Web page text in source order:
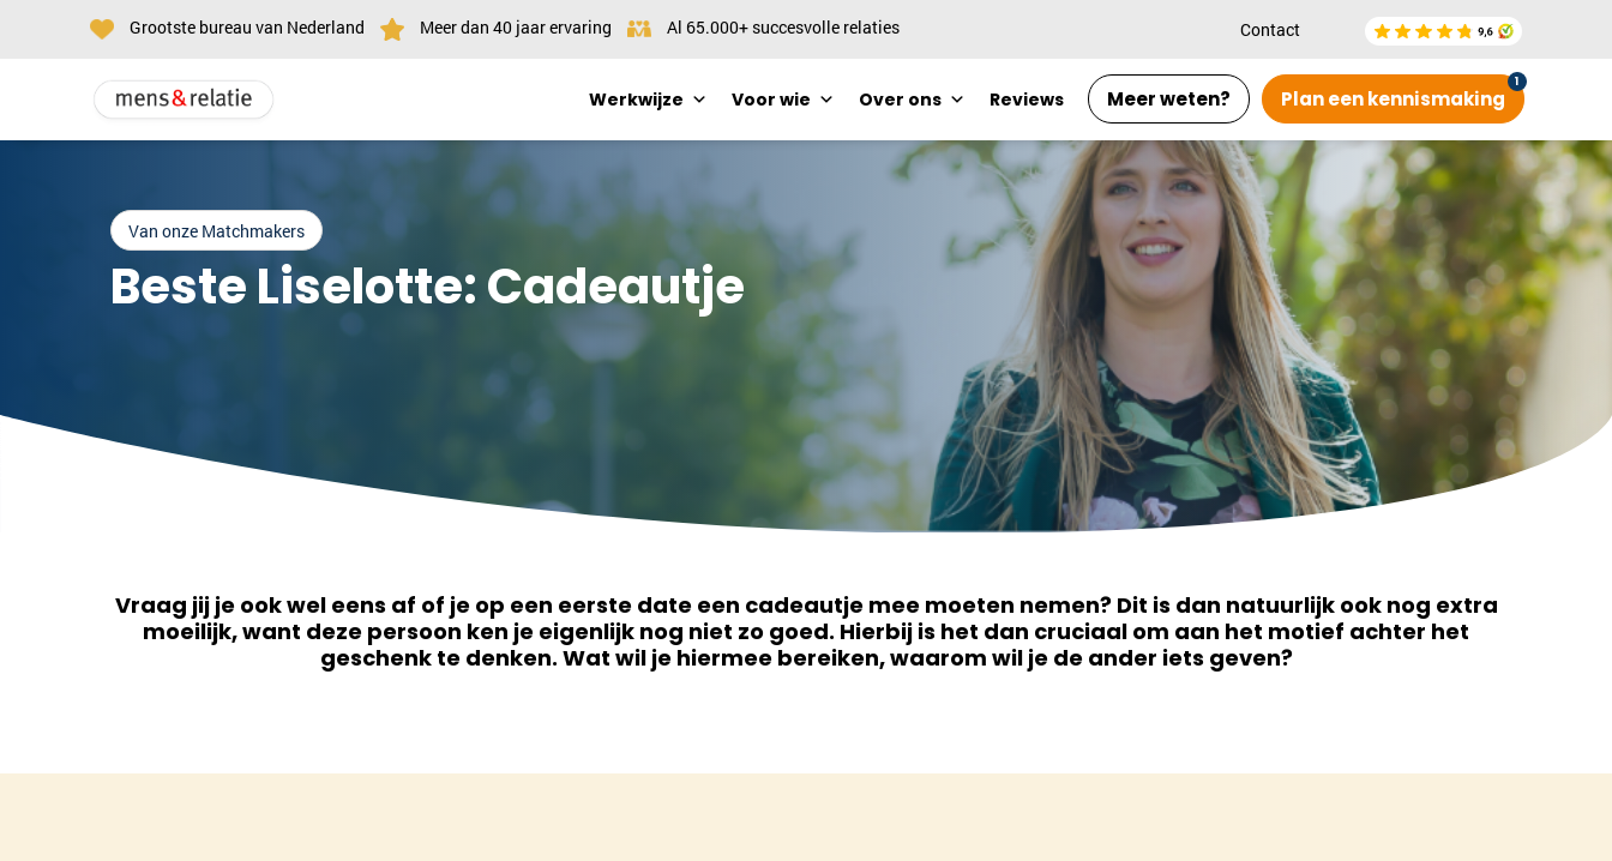
Grootste bureau van Nederland Meer dan 40 jaar ervaring Al 65.000+ succesvolle relaties Contact
Werkwijze Voor wie Over ons Reviews Meer weten? Plan een kennismaking
Van onze Matchmakers
Beste Liselotte: Cadeautje
Vraag jij je ook wel eens af of je op een eerste date een cadeautje mee moeten nemen? Dit is dan natuurlijk ook nog extra
moeilijk, want deze persoon ken je eigenlijk nog niet zo goed. Hierbij is het dan cruciaal om aan het motief achter het
geschenk te denken. Wat wil je hiermee bereiken, waarom wil je de ander iets geven?